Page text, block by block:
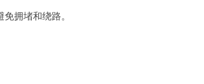
拥堵和绕路。